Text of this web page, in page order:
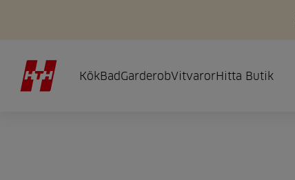
KökBadGarderobVitvarorHitta Butik